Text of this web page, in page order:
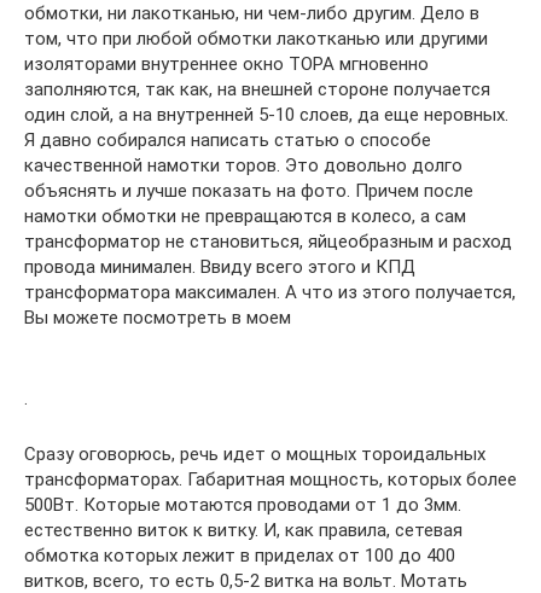
обмотки, ни лакотканью, ни чем-либо другим. Дело в
том, что при любой обмотки лакотканью или другими
изоляторами внутреннее окно ТОРА мгновенно
заполняются, так как, на внешней стороне получается
один слой, а на внутренней 5-10 слоев, да еще неровных.
Я давно собирался написать статью о способе
качественной намотки торов. Это довольно долго
объяснять и лучше показать на фото. Причем после
намотки обмотки не превращаются в колесо, а сам
трансформатор не становиться, яйцеобразным и расход
провода минимален. Ввиду всего этого и КПД
трансформатора максимален. А что из этого получается,
Вы можете посмотреть в моем
Сразу оговорюсь, речь идет о мощных тороидальных
трансформаторах. Габаритная мощность, которых более
500Вт. Которые мотаются проводами от 1 до 3мм.
естественно виток к витку. И, как правила, сетевая
обмотка которых лежит в приделах от 100 до 400
витков, всего, то есть 0,5-2 витка на вольт. Мотать